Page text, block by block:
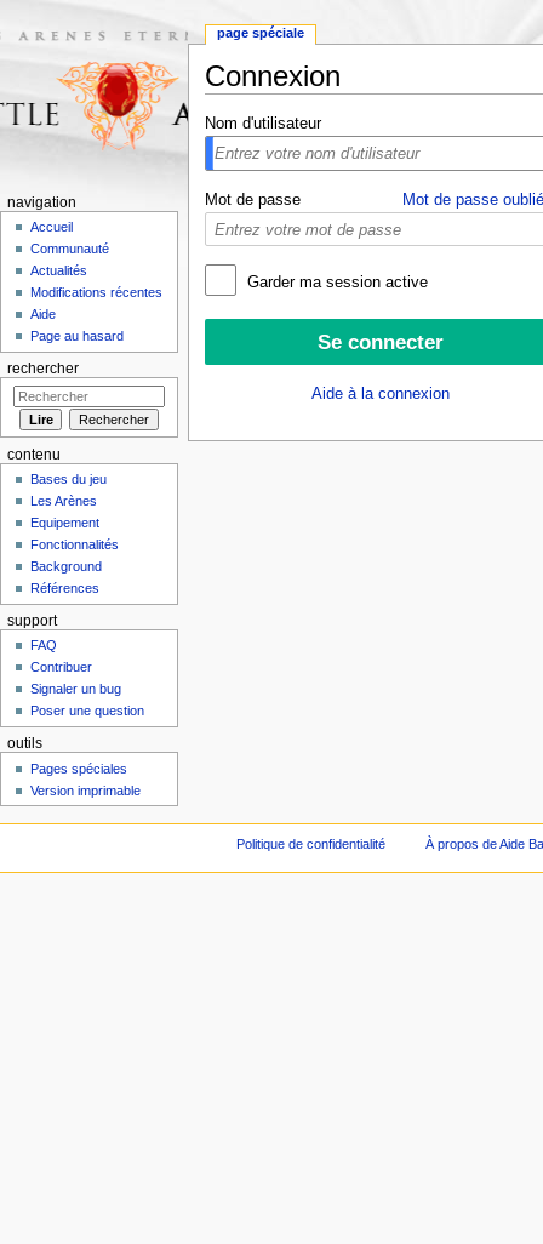
Connexion
Nom d'utilisateur
Mot de passe Mot de passe
Garder ma session active
Aide à la connexion
page spéciale
navigation
Accueil
Communauté
Actualités
Modifications récentes
Aide
Page au hasard
rechercher
contenu
Bases du jeu
Les Arènes
Equipement
Fonctionnalités
Background
Références
support
FAQ
Contribuer
Signaler un bug
Poser une question
outils
Pages spéciales
Version imprimable
Politique de confidentialité À propos de Aide